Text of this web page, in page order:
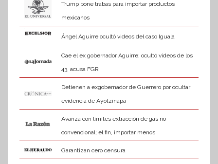
r
t
i
Trump pone trabas para importar productos
mexicanos
Ángel Aguirre ocultó videos del caso Iguala
Cae el ex gobernador Aguirre; ocultó videos de los
43, acusa FGR
Detienen a exgobernador de Guerrero por ocultar
evidencia de Ayotzinapa
Avanza con límites extracción de gas no
convencional; el fin, importar menos
Garantizan cero censura